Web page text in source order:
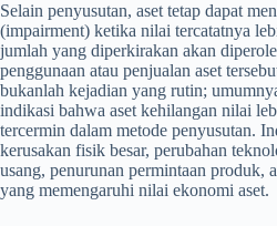
Selain penyusutan, aset tetap dapat
(impairment) ketika nilai tercatatnya
jumlah yang diperkirakan akan
penggunaan atau penjualan aset
bukanlah kejadian yang rutin;
indikasi bahwa aset kehilangan nilai
tercermin dalam metode penyusutan.
kerusakan fisik besar, perubahan
usang, penurunan permintaan produk,
yang memengaruhi nilai ekonomi aset.